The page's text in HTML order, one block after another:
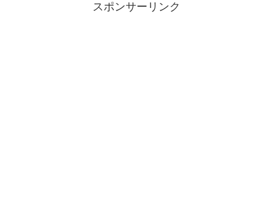
スポンサーリンク